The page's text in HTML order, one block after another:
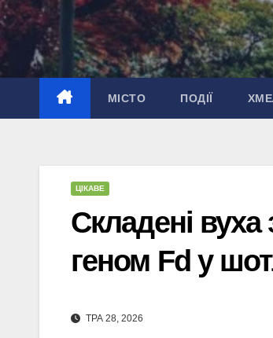
Перейти
вмісту
МІСТО ПОДІЇ
ЦІКАВЕ
Складені
геном Fd у
ТРА 28, 2026